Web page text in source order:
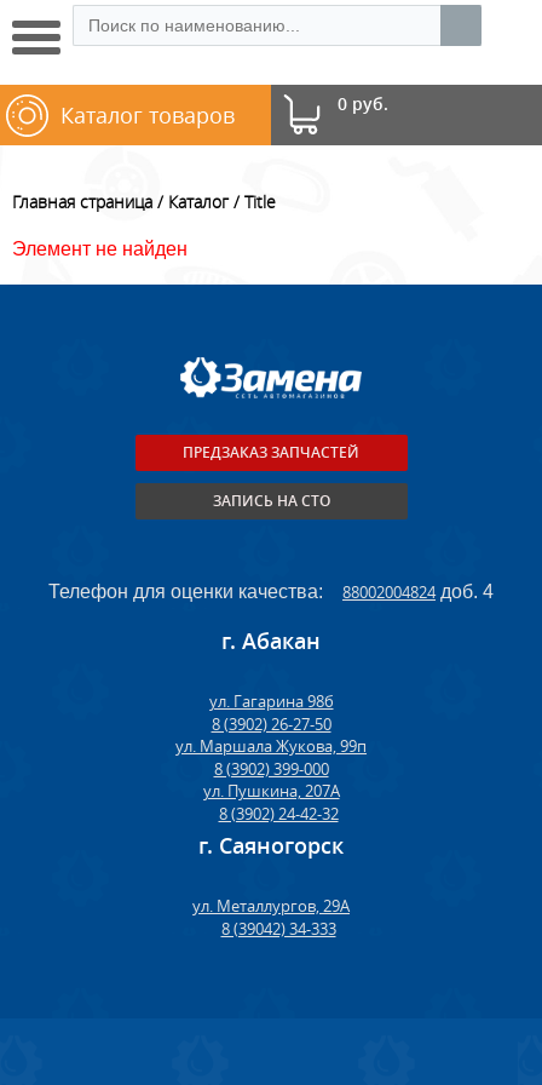
0 руб.
Каталог товаров
Главная страница Каталог Title
Элемент не найден
ПРЕДЗАКАЗ ЗАПЧАСТЕЙ
ЗАПИСЬ НА СТО
Телефон для оценки качества: 88002004824доб. 4
г. Абакан
ул. Гагарина 98б
8 (3902) 26-27-50
ул. Маршала Жукова, 99п
8 (3902) 399-000
ул. Пушкина, 207А
8 (3902) 24-42-32
г. Саяногорск
ул. Металлургов, 29А
8 (39042) 34-333